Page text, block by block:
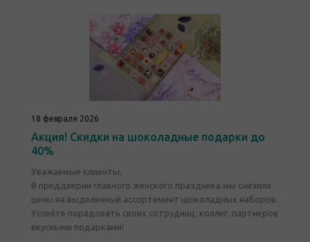
18 февраля 2026
Акция! Скидки на шоколадные подарки до
40%
Уважаемые клиенты,
В преддверии главного женского праздника мы снизили
цены на выделенный ассортимент шоколадных наборов.
Успейте порадовать своих сотрудниц, коллег, партнеров
вкусными подарками!